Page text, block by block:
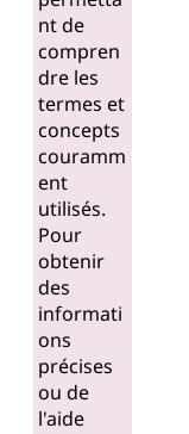
nt de
compren
dre les
termes et
concepts
couramm
ent
utilisés.
Pour
obtenir
des
informati
ons
précises
ou de
l'aide